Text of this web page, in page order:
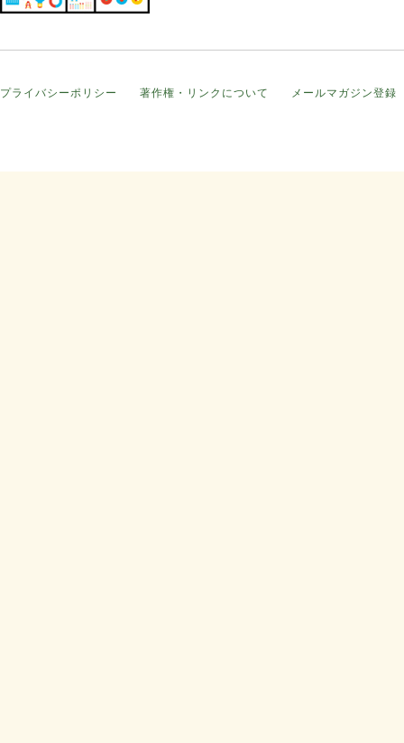
プライバシーポリシー 著作権・リンクについて メールマガジン登録